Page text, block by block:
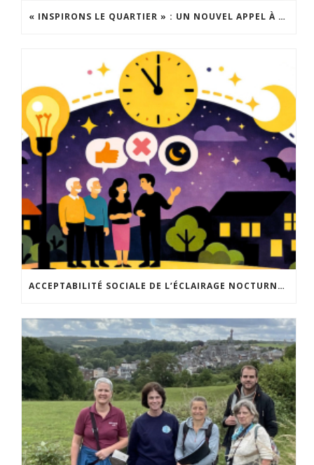
« INSPIRONS LE QUARTIER » : UN NOUVEL APPEL À PROJETS EST LANCÉ !
ACCEPTABILITÉ SOCIALE DE L’ÉCLAIRAGE NOCTURNE : LE REPLAY EST DISPONIBLE